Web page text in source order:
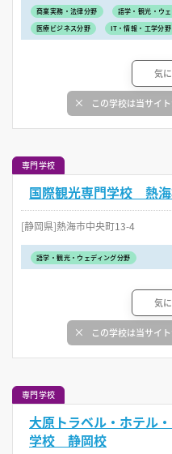
商業実務・法律分野 語学・観光・ウ
医療ビジネス分野
IT・情報・工学分野
気
この学校は当サイ
専門学校
国際観光専門学校 熱
[静岡県]熱海市中央町13-4
語学・観光・ウェディング分野
気
この学校は当サイ
専門学校
大原トラベル・ホテル
学校 静岡校